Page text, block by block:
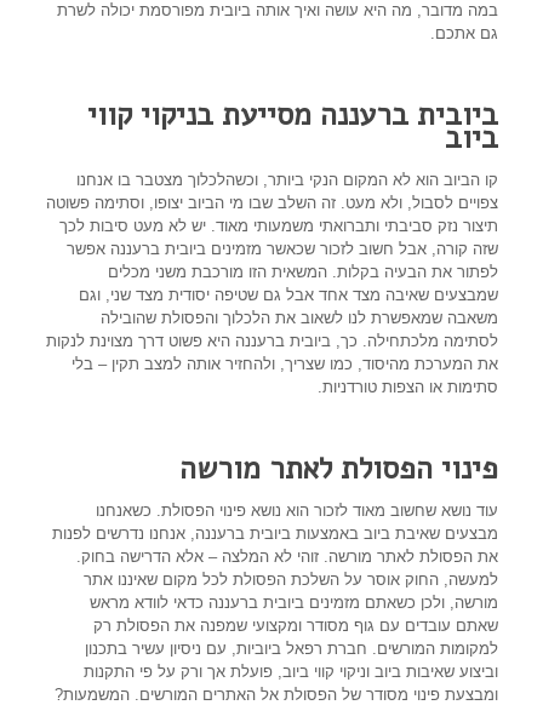
במה מדובר, מה היא עושה ואיך אותה ביובית מפורסמת יכולה לשרת
גם אתכם.
ביובית ברעננה מסייעת בניקוי קווי
ביוב
קו הביוב הוא לא המקום הנקי ביותר, וכשהלכלוך מצטבר בו אנחנו
צפויים לסבול, ולא מעט. זה השלב שבו מי הביוב יצופו, וסתימה פשוטה
תיצור נזק סביבתי ותברואתי משמעותי מאוד. יש לא מעט סיבות לכך
שזה קורה, אבל חשוב לזכור שכאשר מזמינים ביובית ברעננה אפשר
לפתור את הבעיה בקלות. המשאית הזו מורכבת משני מכלים
שמבצעים שאיבה מצד אחד אבל גם שטיפה יסודית מצד שני, וגם
משאבה שמאפשרת לנו לשאוב את הלכלוך והפסולת שהובילה
לסתימה מלכתחילה. כך, ביובית ברעננה היא פשוט דרך מצוינת לנקות
את המערכת מהיסוד, כמו שצריך, ולהחזיר אותה למצב תקין – בלי
סתימות או הצפות טורדניות.
פינוי הפסולת לאתר מורשה
עוד נושא שחשוב מאוד לזכור הוא נושא פינוי הפסולת. כשאנחנו
מבצעים שאיבת ביוב באמצעות ביובית ברעננה, אנחנו נדרשים לפנות
את הפסולת לאתר מורשה. זוהי לא המלצה – אלא הדרישה בחוק.
למעשה, החוק אוסר על השלכת הפסולת לכל מקום שאיננו אתר
מורשה, ולכן כשאתם מזמינים ביובית ברעננה כדאי לוודא מראש
שאתם עובדים עם גוף מסודר ומקצועי שמפנה את הפסולת רק
למקומות המורשים. חברת רפאל ביוביות, עם ניסיון עשיר בתכנון
וביצוע שאיבות ביוב וניקוי קווי ביוב, פועלת אך ורק על פי התקנות
ומבצעת פינוי מסודר של הפסולת אל האתרים המורשים. המשמעות?